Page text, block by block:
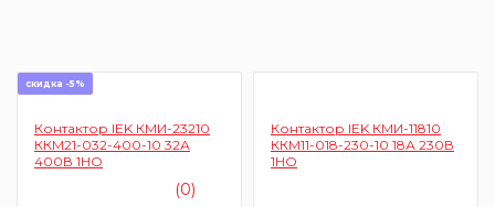
скидка -5%
Контактор IEK КМИ-23210
ККМ21-032-400-10 32А
400В 1НО
(0)
Контактор IEK КМИ-11810
ККМ11-018-230-10 18А 230В
1НО